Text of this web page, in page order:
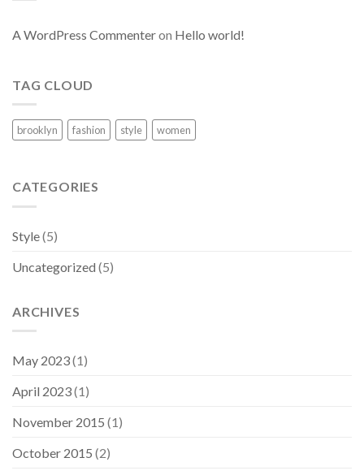
A WordPress Commenteron Hello world!
TAG CLOUD
brooklyn fashion style women
CATEGORIES
Style(5)
Uncategorized (5)
ARCHIVES
May 2023(1)
April 2023(1)
November 2015 (1)
October 2015 (2)